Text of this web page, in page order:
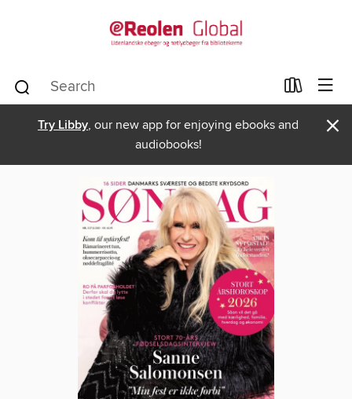
Try Libby, our new app for enjoying ebooks and
audiobooks!
×